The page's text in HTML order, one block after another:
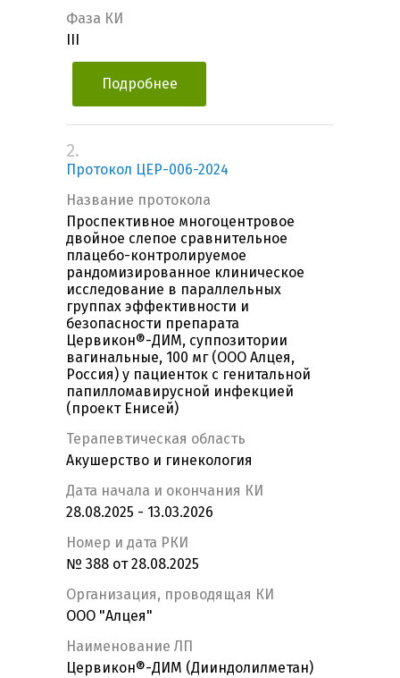
Фаза КИ
Подробнее
2.
Протокол ЦЕР-006-2024
Название протокола
Проспективное многоцентровое
двойное слепое сравнительное
плацебо-контролируемое
рандомизированное клиническое
исследование в параллельных
группах эффективности и
безопасности препарата
Цервикон®-ДИМ, суппозитории
вагинальные, 100 мг (ООО Алцея,
Россия) у пациенток с генитальной
папилломавирусной инфекцией
(проект Енисей)
Терапевтическая область
Акушерство и гинекология
Дата начала и окончания КИ
28.08.2025 - 13.03.2026
Номер и дата РКИ
№ 388 от 28.08.2025
Организация, проводящая КИ
ООО "Алцея"
Наименование ЛП
Цервикон®-ДИМ (Дииндолилметан)